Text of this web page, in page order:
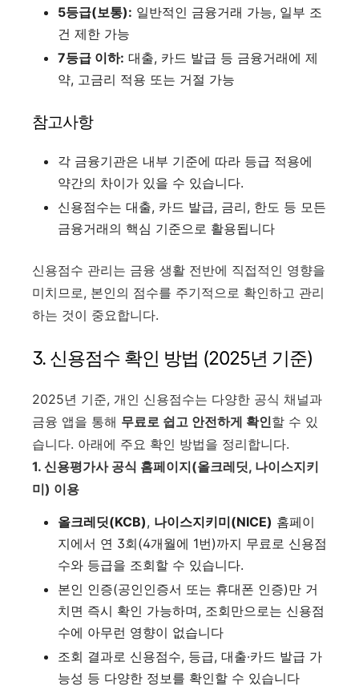
5등급(보통): 일반적인 금융거래 가능, 일부 조
건 제한 가능
7등급 이하: 대출, 카드 발급 등 금융거래에 제
약, 고금리 적용 또는 거절 가능
참고사항
각 금융기관은 내부 기준에 따라 등급 적용에
약간의 차이가 있을 수 있습니다.
신용점수는 대출, 카드 발급, 금리, 한도 등 모든
금융거래의 핵심 기준으로 활용됩니다
신용점수 관리는 금융 생활 전반에 직접적인 영향을
미치므로, 본인의 점수를 주기적으로 확인하고 관리
하는 것이 중요합니다.
3. 신용점수 확인 방법 (2025년 기준)
2025년 기준, 개인 신용점수는 다양한 공식 채널과
금융 앱을 통해 무료로 쉽고 안전하게 확인할 수 있
습니다. 아래에 주요 확인 방법을 정리합니다.
1. 신용평가사 공식 홈페이지(올크레딧, 나이스지키
미) 이용
올크레딧(KCB), 나이스지키미(NICE) 홈페이
지에서 연 3회(4개월에 1번)까지 무료로 신용점
수와 등급을 조회할 수 있습니다.
본인 인증(공인인증서 또는 휴대폰 인증)만 거
치면 즉시 확인 가능하며, 조회만으로는 신용점
수에 아무런 영향이 없습니다
조회 결과로 신용점수, 등급, 대출·카드 발급 가
능성 등 다양한 정보를 확인할 수 있습니다